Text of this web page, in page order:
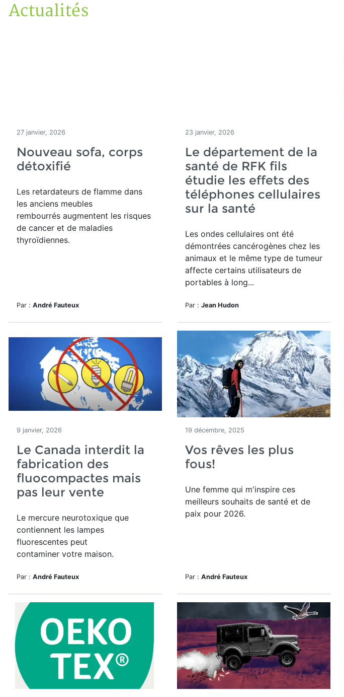
Accueil
Articles
Actualités
27 janvier, 2026
Nouveau sofa, corps
détoxifié
Les retardateurs de flamme dans
les anciens meubles
rembourrés augmentent les risques
de cancer et de maladies
thyroïdiennes.
Par : André Fauteux
23 janvier, 2026
Le département de la
santé de RFK fils
étudie les effets des
téléphones cellulaires
sur la santé
Les ondes cellulaires ont été
démontrées cancérogènes chez les
animaux et le même type de tumeur
affecte certains utilisateurs de
portables à long...
Par : Jean Hudon
9 janvier, 2026
Le Canada interdit la
fabrication des
fluocompactes mais
pas leur vente
Le mercure neurotoxique que
contiennent les lampes
fluorescentes peut
contaminer votre maison.
Par : André Fauteux
19 décembre, 2025
Vos rêves les plus
fous!
Une femme qui m'inspire ces
meilleurs souhaits de santé et de
paix pour 2026.
Par : André Fauteux